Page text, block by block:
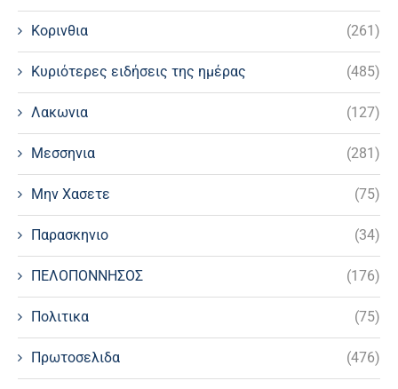
Κορινθια (261)
Κυριότερες ειδήσεις της ημέρας (485)
Λακωνια (127)
Μεσσηνια (281)
Μην Χασετε (75)
Παρασκηνιο (34)
ΠΕΛΟΠΟΝΝΗΣΟΣ (176)
Πολιτικα (75)
Πρωτοσελιδα (476)